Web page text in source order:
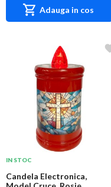
Adauga in cos
IN STOC
Candela Electronica,